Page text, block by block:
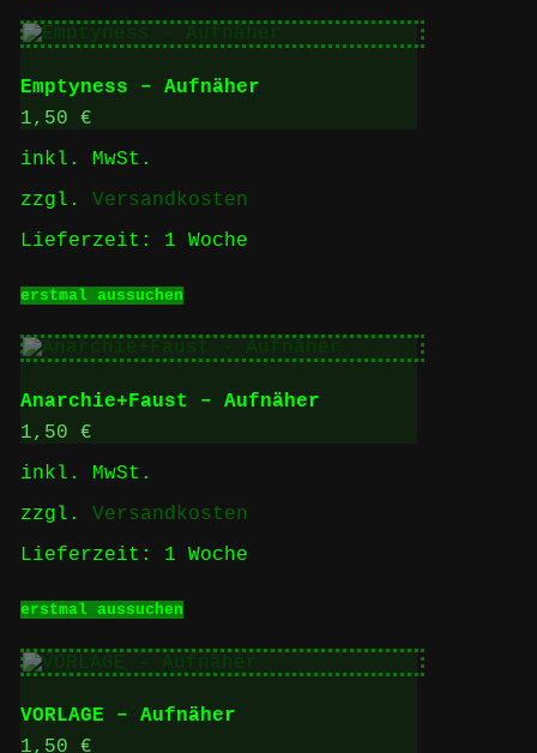
mehrere
Varianten
auf.
Die
Produktseite
werden
Emptyness – Aufnäher
1,50 €
inkl. MwSt.
zzgl. Versandkosten
Lieferzeit: 1 Woche
erstmal aussuchenProdukt
mehrere
Varianten
auf.
Die
Produktseite
werden
Anarchie+Faust – Aufnäher
1,50 €
inkl. MwSt.
zzgl. Versandkosten
Lieferzeit: 1 Woche
erstmal aussuchenProdukt
mehrere
Varianten
auf.
Die
VORLAGE – Aufnäher
1,50 €